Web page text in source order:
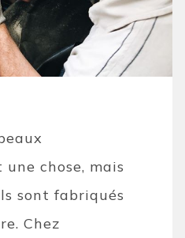
une chose, mais
sont fabriqués
Chez